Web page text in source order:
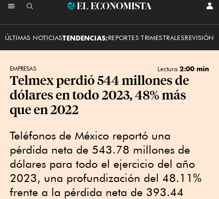
El
ÚLTIMAS NOTICIASTENDENCIAS:REPORTES TRIMESTRALESREVISIÓN
EMPRESAS Lectura 2:00 min
Telmex perdió 544 millones de
dólares en todo 2023, 48% más
que en 2022
Teléfonos de México reportó una
pérdida neta de 543.78 millones de
dólares para todo el ejercicio del año
2023, una profundización del 48.11%
frente a la pérdida neta de 393.44